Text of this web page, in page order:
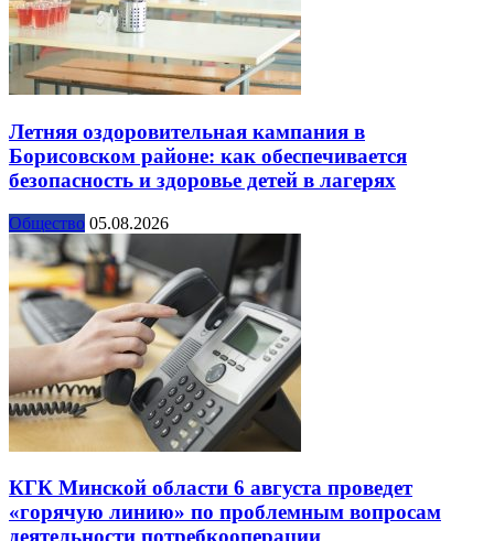
Летняя оздоровительная кампания в
Борисовском районе: как обеспечивается
безопасность и здоровье детей в лагерях
Общество 05.08.2026
КГК Минской области 6 августа проведет
«горячую линию» по проблемным вопросам